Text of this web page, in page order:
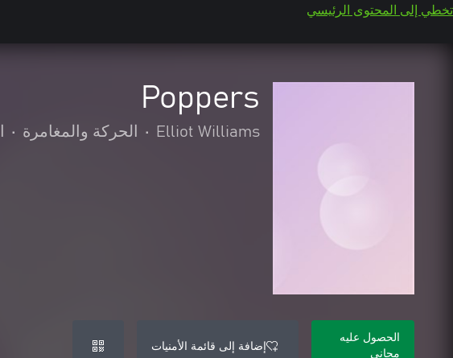
تخطي إلى المحتوى الرئيسي
Poppers
Elliot Williams
• الحركة والمغامرة •
الحصول عليه
مجاني
إضافة إلى قائمة الأمنيات